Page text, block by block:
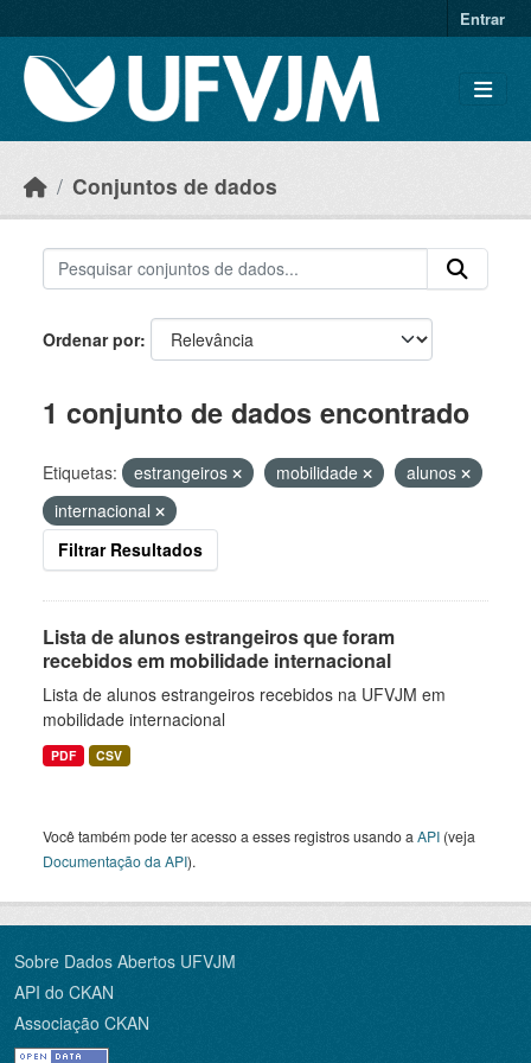
Entrar
Conjuntos de dados
Ordenar por
1 conjunto de dados encontrado
Etiquetas: estrangeiros mobilidade
alunos
internacional
Filtrar Resultados
Lista de alunos estrangeiros que foram
recebidos em mobilidade internacional
Lista de alunos estrangeiros recebidos na UFVJM em
mobilidade internacional
PDF CSV
Você também pode ter acesso a esses registros usando a API (veja
Documentação da API).
Sobre Dados Abertos UFVJM
API do CKAN
Associação CKAN